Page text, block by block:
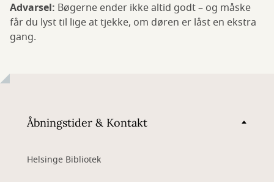
Advarsel: Bøgerne ender ikke altid godt – og måske
får du lyst til lige at tjekke, om døren er låst en ekstra
gang.
Åbningstider & Kontakt
Helsinge Bibliotek